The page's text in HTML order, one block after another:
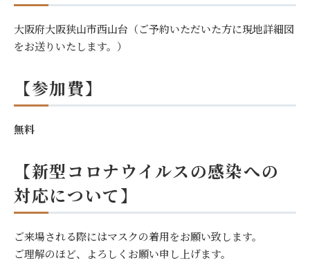
大阪府大阪狭山市西山台（ご予約いただいた方に現地詳細図
をお送りいたします。）
【参加費】
無料
【新型コロナウイルスの感染への
対応について】
ご来場される際にはマスクの着用をお願い致します。
ご理解のほど、よろしくお願い申し上げます。